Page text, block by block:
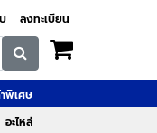
ลงทะเบียน
พิเศษ
อะไหล่